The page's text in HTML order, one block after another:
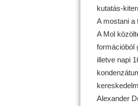
kutatás-
A mostani a
A Mol
formációból
illetve napi
Alexander